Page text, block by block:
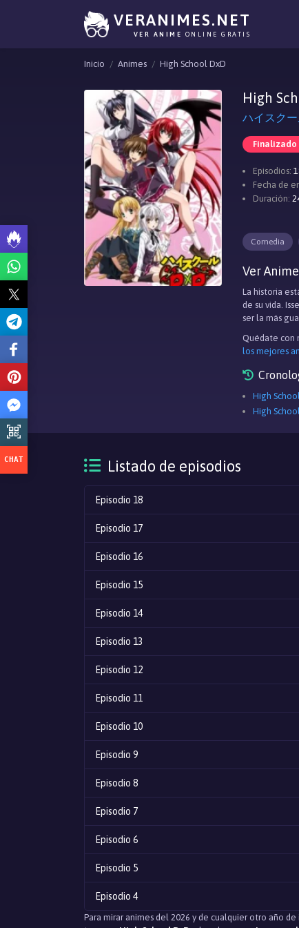
VERANIMES.NET
VER ANIME ONLINE GRATIS
Inicio Animes High School DxD
High
ハイスク
Finalizado
Episodios:
Fecha de
Duración:
Comedia
Ver
La historia
de su vida.
ser la más
Quédate con
los mejores
High
High
Listado de episodios
Episodio 18
Episodio 17
Episodio 16
Episodio 15
Episodio 14
Episodio 13
Episodio 12
Episodio 11
Episodio 10
Episodio 9
Episodio 8
Episodio 7
Episodio 6
Episodio 5
Episodio 4
Episodio 3
Para mirar animes del 2026 y de cualquier otro año